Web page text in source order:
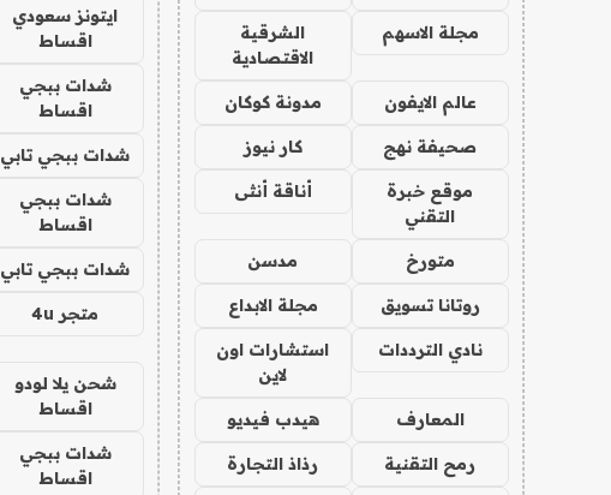
مجلة الاسهم
الشرقية
الاقتصادية
عالم الايفون مدونة كوكان
صحيفة نهج كار نيوز
موقع خبرة
التقني
أناقة أنثى
متورخ مدسن
روتانا تسويق مجلة الابداع
نادي الترددات
استشارات اون
لاين
المعارف هيدب فيديو
رمح التقنية رذاذ التجارة
ايتونز سعودي
اقساط
شدات ببجي
اقساط
شدات ببجي تابي
شدات ببجي
اقساط
شدات ببجي تابي
متجر 4u
شحن يلا لودو
اقساط
شدات ببجي
اقساط